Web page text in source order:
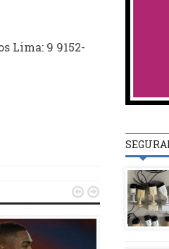
Lima: 9 9152-
 